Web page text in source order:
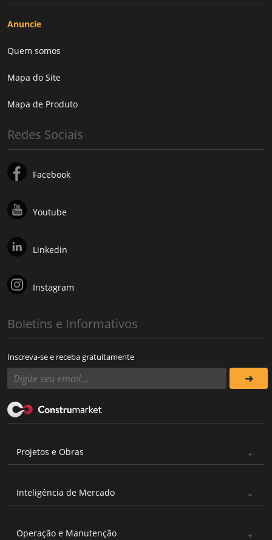
Anuncie
Quem somos
Mapa do Site
Mapa de Produto
Redes Sociais
Facebook
Youtube
Linkedin
Instagram
Boletins e Informativos
Inscreva-se e receba gratuitamente
Projetos e Obras
Inteligência de Mercado
Operação e Manutenção